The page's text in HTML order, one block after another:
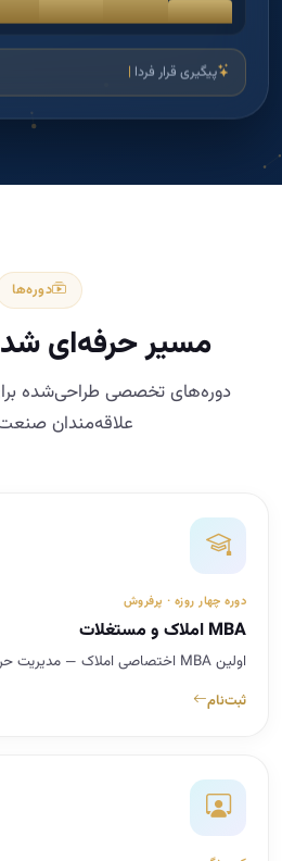
پیگیری قرار فردا — واحد ۱۲۵
دوره‌ها
مسیر حرفه‌ای
دوره‌های تخصصی طراحی‌شده
علاقه‌مندان
دوره چهار روزه · پرفروش
MBA املاک و مستغلات
اولین MBA اختصاصی املاک — مدیریت حرفه‌ای کسب‌وکار ملکی.
ثبت‌نام